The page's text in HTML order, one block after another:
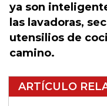
ya son
las lavadoras,
utensilios de
camino.
ARTÍCULO